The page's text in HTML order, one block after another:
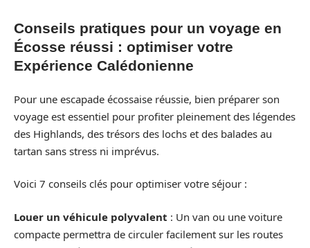
Conseils pratiques pour un voyage en
Écosse réussi : optimiser votre
Expérience Calédonienne
Pour une escapade écossaise réussie, bien préparer son
voyage est essentiel pour profiter pleinement des légendes
des Highlands, des trésors des lochs et des balades au
tartan sans stress ni imprévus.
Voici 7 conseils clés pour optimiser votre séjour :
Louer un véhicule polyvalent : Un van ou une voiture
compacte permettra de circuler facilement sur les routes